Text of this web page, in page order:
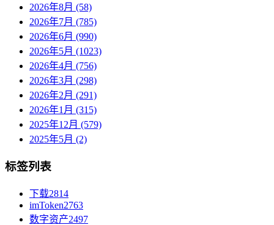
2026年8月 (58)
2026年7月 (785)
2026年6月 (990)
2026年5月 (1023)
2026年4月 (756)
2026年3月 (298)
2026年2月 (291)
2026年1月 (315)
2025年12月 (579)
2025年5月 (2)
标签列表
下载2814
imToken2763
数字资产2497